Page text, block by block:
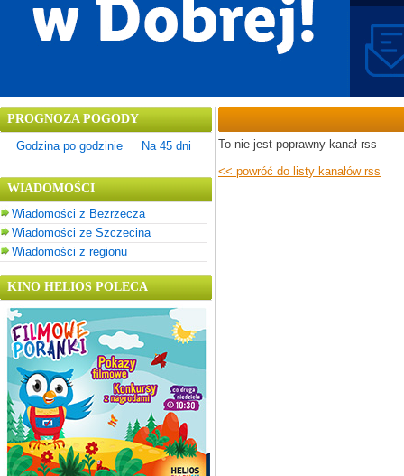
PROGNOZA POGODY
Godzina po godzinie
Na 45 dni
WIADOMOŚCI
Wiadomości z Bezrzecza
Wiadomości ze Szczecina
Wiadomości z regionu
KINO HELIOS POLECA
To nie jest poprawny kanał rss
<< powróć do listy kanałów rss